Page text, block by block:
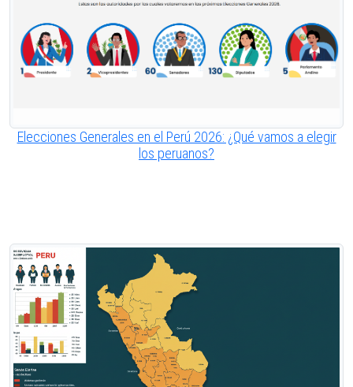
Elecciones Generales en el Perú 2026: ¿Qué vamos a elegir
los peruanos?